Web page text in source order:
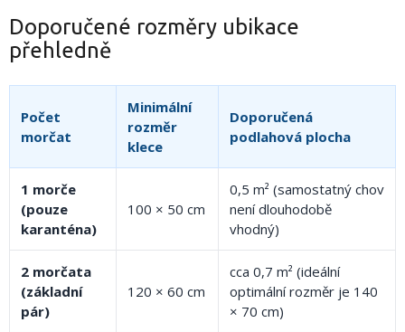
Doporučené rozměry ubikace
přehledně
Počet
morčat
Minimální
rozměr
klece
Doporučená
podlahová plocha
1 morče
(pouze
karanténa)
100 × 50 cm
0,5 m² (samostatný chov
není dlouhodobě
vhodný)
2 morčata
(základní
pár)
120 × 60 cm
cca 0,7 m² (ideální
optimální rozměr je 140
× 70 cm)